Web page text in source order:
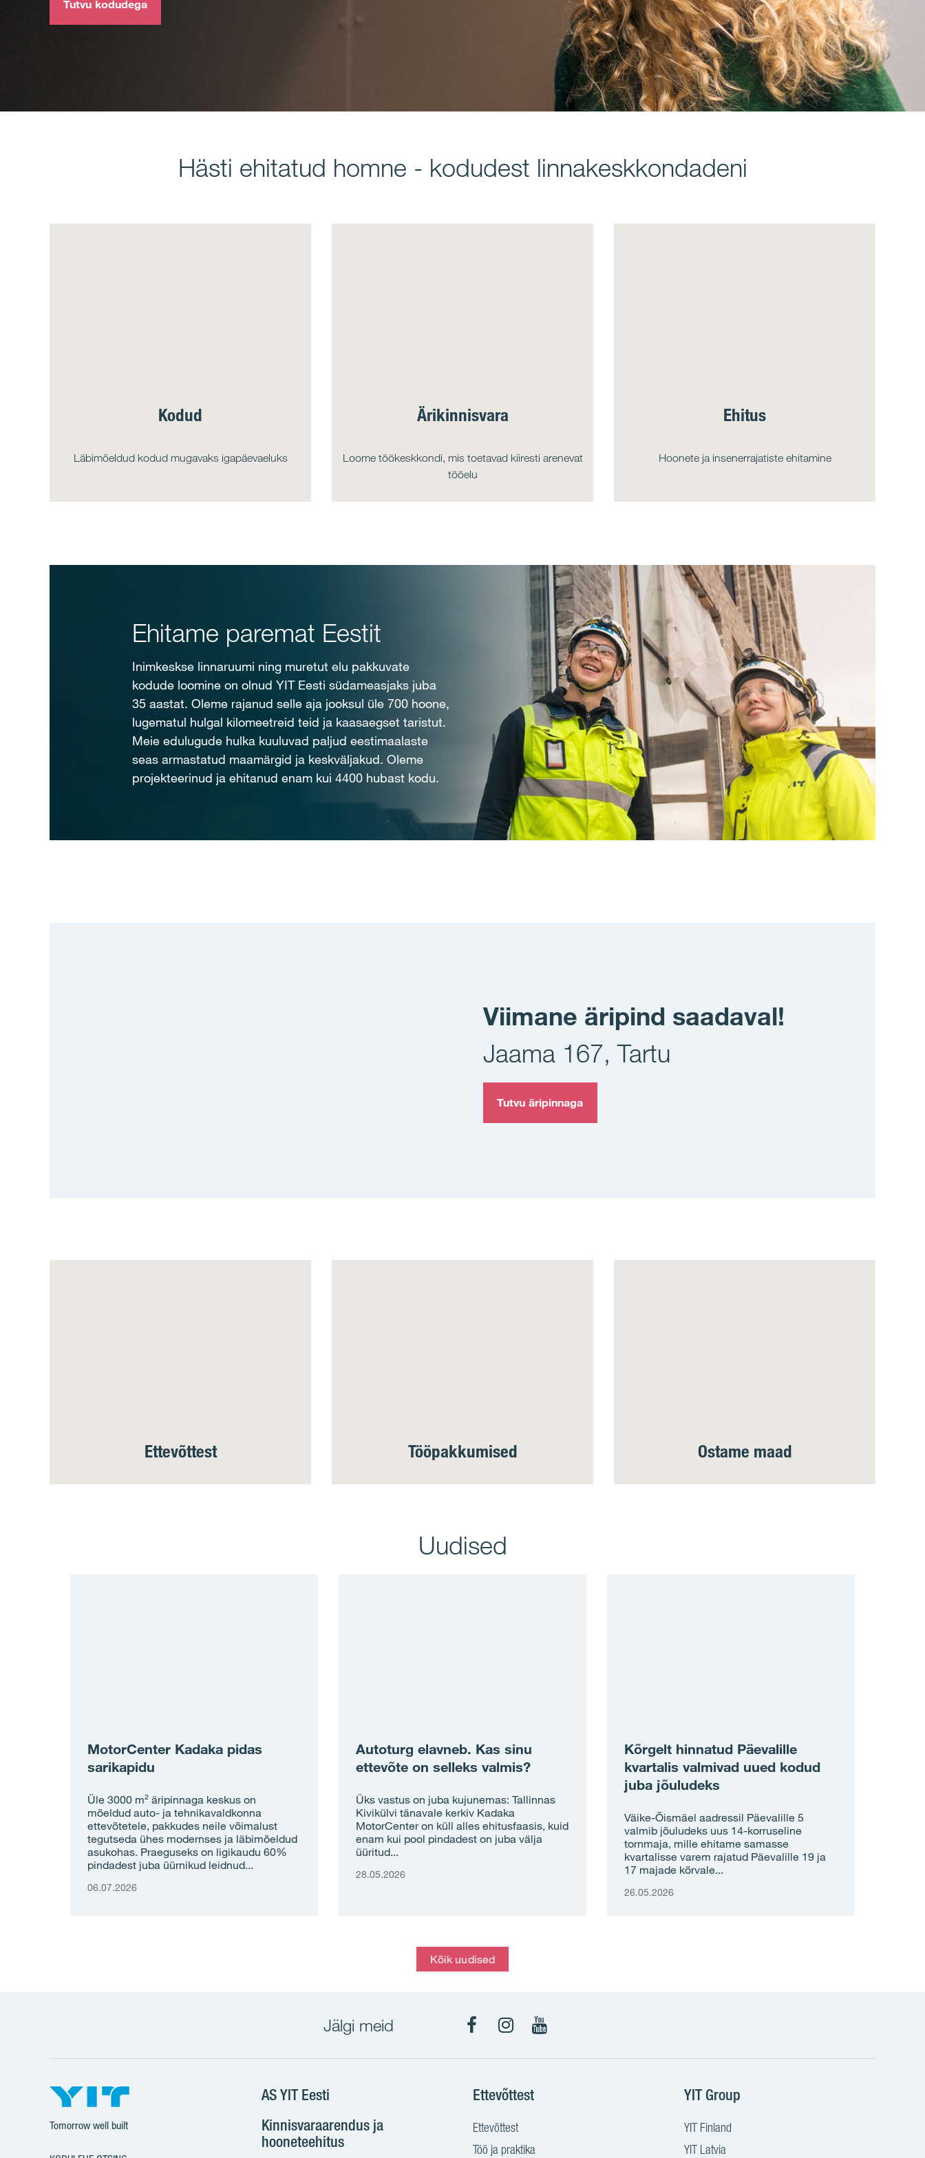
Tutvu kodudega
Hästi ehitatud homne - kodudest linnakeskkondadeni
Kodud
Läbimõeldud kodud mugavaks igapäevaeluks
Ärikinnisvara
Loome töökeskkondi, mis toetavad kiiresti arenevat
tööelu
Ehitus
Hoonete ja insenerrajatiste ehitamine
Ehitame paremat Eestit
Inimkeskse linnaruumi ning muretut elu pakkuvate
kodude loomine on olnud YIT Eesti südameasjaks juba
35 aastat. Oleme rajanud selle aja jooksul üle 700 hoone,
lugematul hulgal kilomeetreid teid ja kaasaegset taristut.
Meie edulugude hulka kuuluvad paljud eestimaalaste
seas armastatud maamärgid ja keskväljakud. Oleme
projekteerinud ja ehitanud enam kui 4400 hubast kodu.
Viimane äripind saadaval!
Jaama 167, Tartu
Tutvu äripinnaga
Ettevõttest Tööpakkumised Ostame maad
Uudised
MotorCenter Kadaka pidas
sarikapidu
Üle 3000 m² äripinnaga keskus on
mõeldud auto- ja tehnikavaldkonna
ettevõtetele, pakkudes neile võimalust
tegutseda ühes modernses ja läbimõeldud
asukohas. Praeguseks on ligikaudu 60%
pindadest juba üürnikud leidnud...
06.07.2026
Autoturg elavneb. Kas sinu
ettevõte on selleks valmis?
Üks vastus on juba kujunemas: Tallinnas
Kivikülvi tänavale kerkiv Kadaka
MotorCenter on küll alles ehitusfaasis, kuid
enam kui pool pindadest on juba välja
üüritud...
28.05.2026
Kõrgelt hinnatud Päevalille
kvartalis valmivad uued kodud
juba jõuludeks
Väike-Õismäel aadressil Päevalille 5
valmib jõuludeks uus 14-korruseline
tornmaja, mille ehitame samasse
kvartalisse varem rajatud Päevalille 19 ja
17 majade kõrvale...
26.05.2026
Kõik uudised
Jälgi meid
Tomorrow well built
AS YIT Eesti
Kinnisvaraarendus ja
hooneteehitus
Ettevõttest
Ettevõttest
Töö ja praktika
YIT Group
YIT Finland
YIT Latvia